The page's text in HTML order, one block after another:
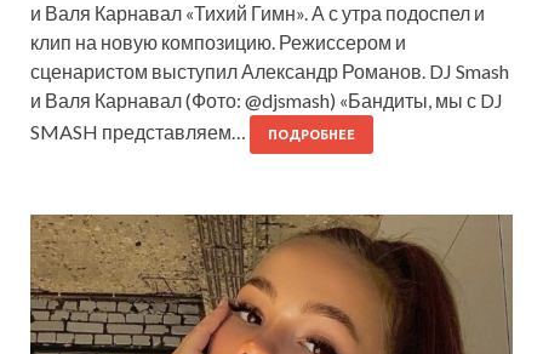
и Валя Карнавал «Тихий Гимн». А с утра подоспел и
клип на новую композицию. Режиссером и
сценаристом выступил Александр Романов. DJ Smash
и Валя Карнавал (Фото: @djsmash) «Бандиты, мы с DJ
SMASH представляем…
ПОДРОБНЕЕ